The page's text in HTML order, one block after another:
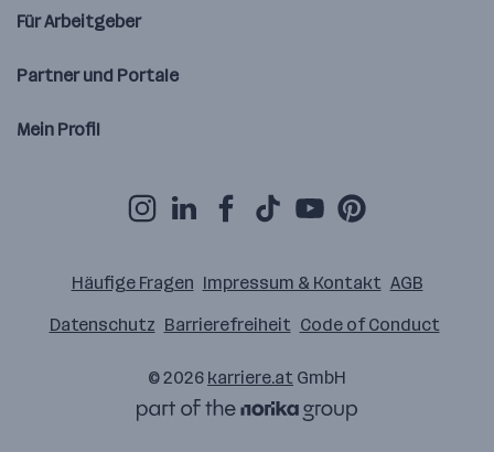
Für Arbeitgeber
Partner und Portale
Mein Profil
Häufige Fragen Impressum & Kontakt AGB
Datenschutz Barrierefreiheit Code of Conduct
© 2026 karriere.at GmbH